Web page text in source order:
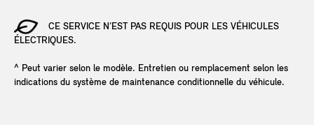
CE SERVICE N’EST PAS REQUIS POUR LES VÉHICULES
ÉLECTRIQUES.
^ Peut varier selon le modèle. Entretien ou remplacement selon les
indications du système de maintenance conditionnelle du véhicule.